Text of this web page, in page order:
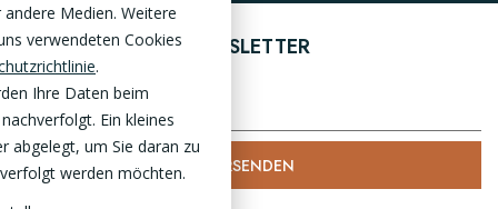
ANMELDEN ZUM NEWSLETTER
VERSENDEN
Medien. Weitere
verwendeten Cookies
.
Ihre Daten beim
Ein kleines
abgelegt, um Sie daran zu
werden möchten.